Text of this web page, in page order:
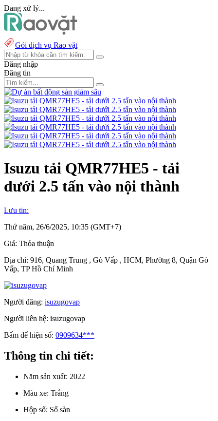
Đang xử lý...
Gói dịch vụ Rao vặt
Đăng nhập
Đăng tin
Isuzu tải QMR77HE5 - tải
dưới 2.5 tấn vào nội thành
Lưu tin:
Thứ năm, 26/6/2025, 10:35 (GMT+7)
Giá: Thỏa thuận
Địa chỉ: 916, Quang Trung , Gò Vấp , HCM, Phường 8, Quận Gò
Vấp, TP Hồ Chí Minh
Người đăng: isuzugovap
Người liên hệ: isuzugovap
Bấm để hiện số: 0909634***
Thông tin chi tiết:
Năm sản xuất: 2022
Màu xe: Trắng
Hộp số: Số sàn